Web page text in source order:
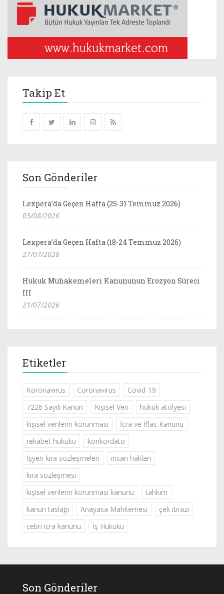
Takip Et
Son Gönderiler
Lexpera’da Geçen Hafta (25-31 Temmuz 2026)
03/08/2026
Lexpera’da Geçen Hafta (18-24 Temmuz 2026)
27/07/2026
Hukuk Muhakemeleri Kanununun Erozyon Süreci
III
21/07/2026
Etiketler
Koronavirüs Coronavirus
Covid-19
7226 Sayılı Kanun
Kişisel Veri
hukuk atölyesi
kişisel verilerin korunması
İcra ve İflas Kanunu
rekabet hukuku
konkordato
İşyeri kira sözleşmeleri
insan hakları
kira sözleşmesi
kişisel verilerin korunması kanunu
tahkim
kanun taslağı
Anayasa Mahkemesi
çek ibrazı
cebri icra kanunu
İş Hukuku
Son Gönderiler